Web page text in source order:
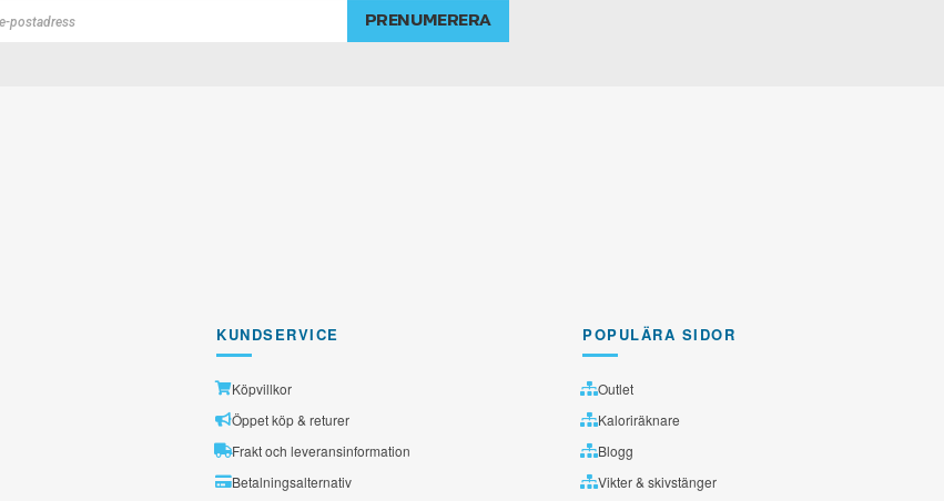
PRENUMERERA
KUNDSERVICE
Köpvillkor
Öppet köp & returer
Frakt och leveransinformation
Betalningsalternativ
POPULÄRA SIDOR
Outlet
Kaloriräknare
Blogg
Vikter & skivstänger